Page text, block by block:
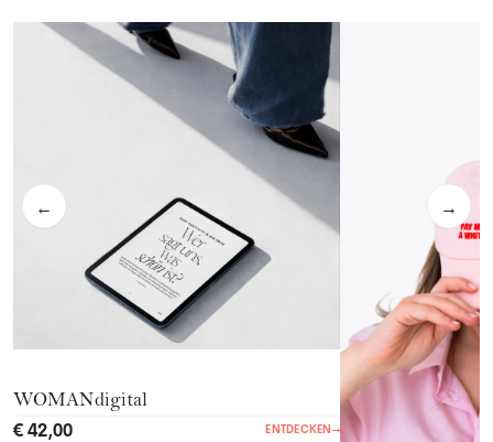
← →
WOMANdigital
€ 42,00 ENTDECKEN→